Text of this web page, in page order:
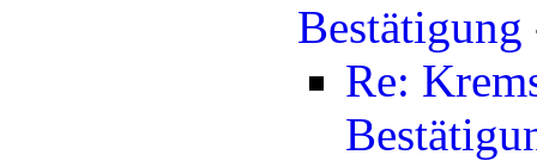
Bestätigung
Re: